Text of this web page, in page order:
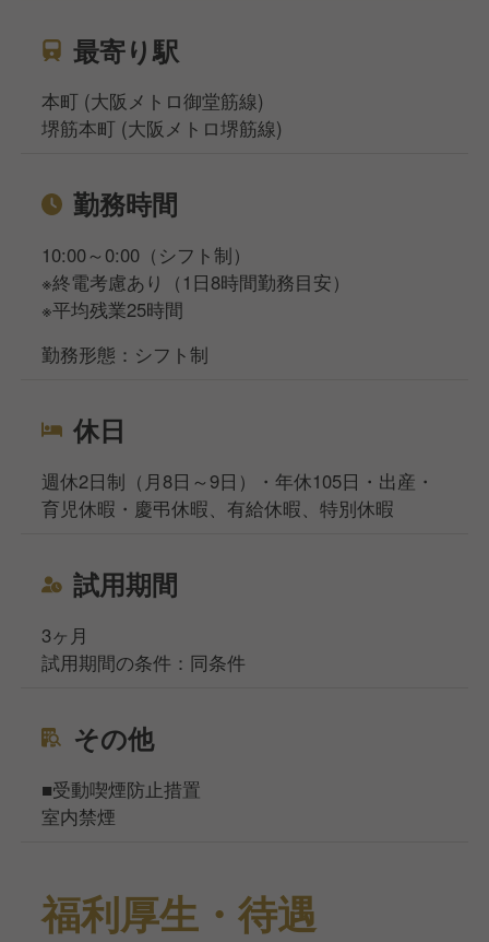
最寄り駅
本町 (大阪メトロ御堂筋線)
堺筋本町 (大阪メトロ堺筋線)
勤務時間
10:00～0:00（シフト制）
※終電考慮あり（1日8時間勤務目安）
※平均残業25時間
勤務形態：シフト制
休日
週休2日制（月8日～9日）・年休105日・出産・
育児休暇・慶弔休暇、有給休暇、特別休暇
試用期間
3ヶ月
試用期間の条件：同条件
その他
■受動喫煙防止措置
室内禁煙
福利厚生・待遇